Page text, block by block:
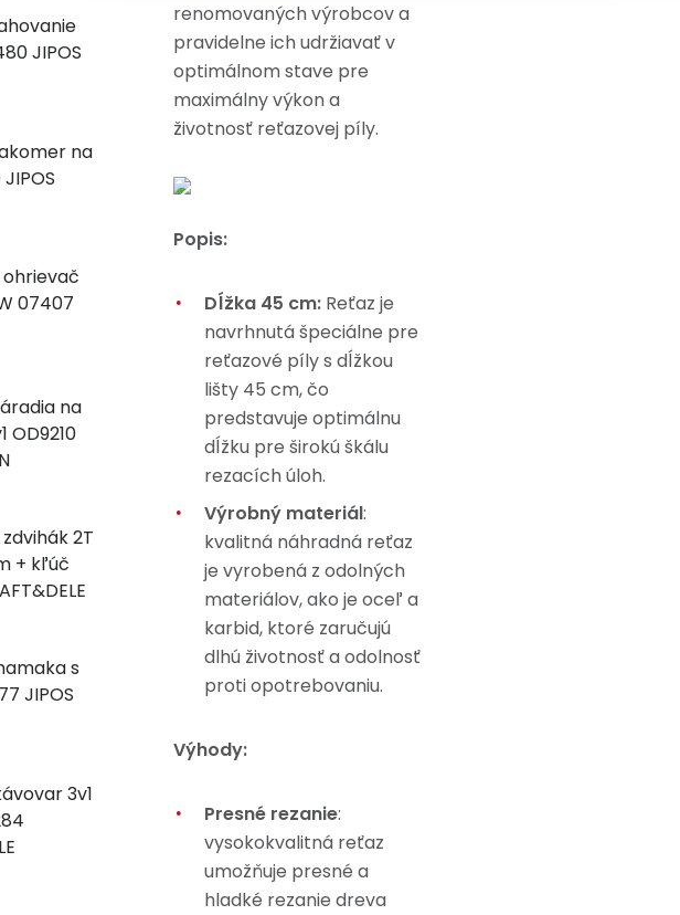
JIPOS
na
07407
na
OD9210
2T
+ kľúč
s
JIPOS
3v1
renomovaných výrobcov a
pravidelne ich udržiavať v
optimálnom stave pre
maximálny výkon a
životnosť reťazovej píly.
Popis:
Dĺžka 45 cm: Reťaz je
navrhnutá špeciálne pre
reťazové píly s dĺžkou
lišty 45 cm, čo
predstavuje optimálnu
dĺžku pre širokú škálu
rezacích úloh.
Výrobný materiál:
kvalitná náhradná reťaz
je vyrobená z odolných
materiálov, ako je oceľ a
karbid, ktoré zaručujú
dlhú životnosť a odolnosť
proti opotrebovaniu.
Výhody:
Presné rezanie:
vysokokvalitná reťaz
umožňuje presné a
hladké rezanie dreva